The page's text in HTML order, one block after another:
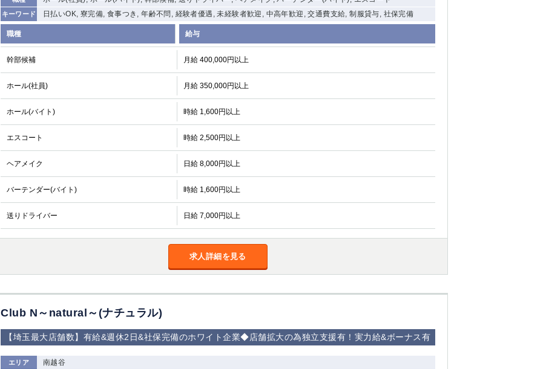
キーワード 日払いOK, 寮完備, 食事つき, 年齢不問, 経験者優遇, 未経験者歓迎, 中高年歓迎, 交通費支給, 制服貸与, 社保完備
職種 給与
幹部候補 月給 400,000円以上
ホール(社員) 月給 350,000円以上
ホール(バイト) 時給 1,600円以上
エスコート 時給 2,500円以上
ヘアメイク 日給 8,000円以上
バーテンダー(バイト) 時給 1,600円以上
送りドライバー 日給 7,000円以上
求人詳細を見る
Club N～natural～(ナチュラル)
【埼玉最大店舗数】有給&週休2日&社保完備のホワイト企業◆店舗拡大の為独立支援有！実力給&ボーナス有
エリア 南越谷
該当求人 0件 選択した内容で設定